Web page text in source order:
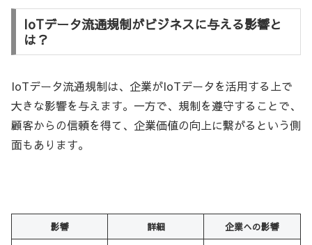
IoTデータ流通規制がビジネスに与える影響と
は？
IoTデータ流通規制は、企業がIoTデータを活用する上で
大きな影響を与えます。一方で、規制を遵守することで、
顧客からの信頼を得て、企業価値の向上に繋がるという側
面もあります。
影響 詳細 企業への影響